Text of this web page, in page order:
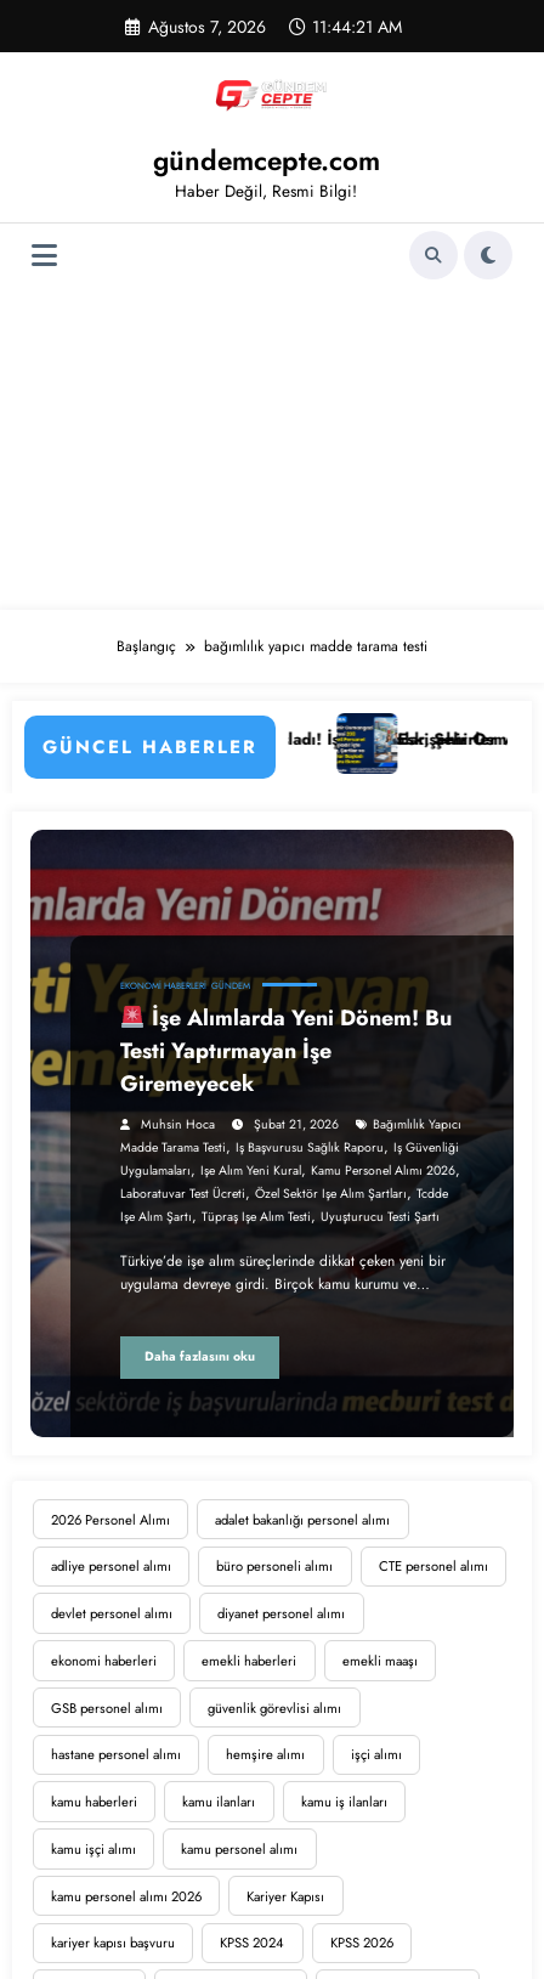
Ağustos 7, 2026 11:44:21 AM
gündemcepte.com
Haber Değil, Resmi Bilgi!
Başlangıç bağımlılık yapıcı madde tarama testi
GÜNCEL HABERLER
Personel Alımı Başladı! İşte Kadrolar, Şehirler ve Başvuru
Eskişehir Osmangazi
2026 Personel Alımı adalet bakanlığı personel alımı
adliye personel alımı büro personeli alımı CTE personel alımı
devlet personel alımı diyanet personel alımı
ekonomi haberleri emekli haberleri emekli maaşı
GSB personel alımı güvenlik görevlisi alımı
hastane personel alımı hemşire alımı işçi alımı
kamu haberleri kamu ilanları kamu iş ilanları
kamu işçi alımı kamu personel alımı
kamu personel alımı 2026 Kariyer Kapısı
kariyer kapısı başvuru KPSS 2024 KPSS 2026
EKONOMI HABERLERI GÜNDEM
İşe Alımlarda Yeni Dönem! Bu
Testi Yaptırmayan İşe
Giremeyecek
Muhsin Hoca Şubat 21, 2026
Bağımlılık Yapıcı
Madde Tarama Testi, Iş Başvurusu Sağlık Raporu, Iş Güvenliği
Uygulamaları, Işe Alım Yeni Kural, Kamu Personel Alımı 2026,
Laboratuvar Test Ücreti, Özel Sektör Işe Alım Şartları,Tcdde
Işe Alım Şartı, Tüpraş Işe Alım Testi, Uyuşturucu Testi Şartı
Türkiye’de işe alım süreçlerinde dikkat çeken yeni bir
uygulama devreye girdi. Birçok kamu kurumu ve…
Daha fazlasını oku